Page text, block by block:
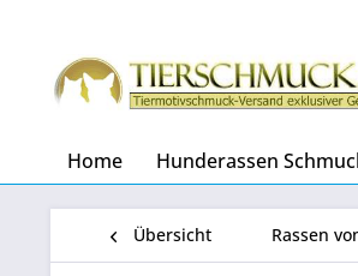
Home Hunderassen
Übersicht Rassen